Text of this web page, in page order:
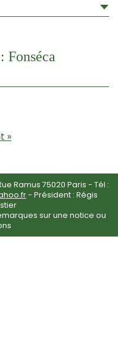
Fonséca
»
Ramus 75020 Paris - Tél :
- Président : Régis
sur une notice ou